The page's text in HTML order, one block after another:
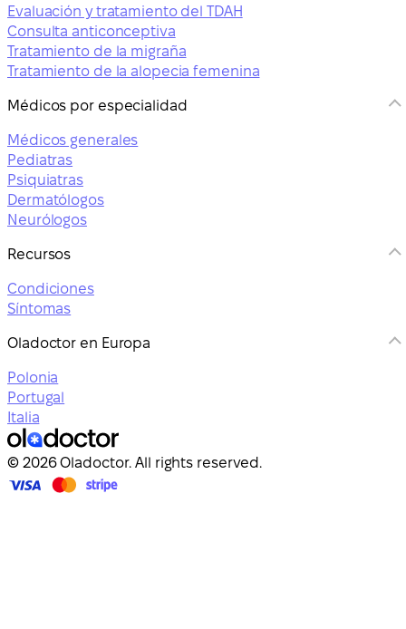
Evaluación y tratamiento del TDAH
Consulta anticonceptiva
Tratamiento de la migraña
Tratamiento de la alopecia femenina
Médicos por especialidad
Médicos generales
Pediatras
Psiquiatras
Dermatólogos
Neurólogos
Recursos
Condiciones
Síntomas
Oladoctor en Europa
Polonia
Portugal
Italia
© 2026 Oladoctor. All rights reserved.